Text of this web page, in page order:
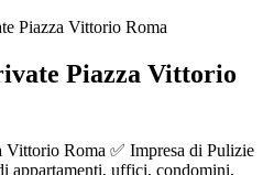
Piazza Vittorio Roma
Piazza Vittorio
Roma ✅ Impresa di Pulizie
appartamenti, uffici, condomini,